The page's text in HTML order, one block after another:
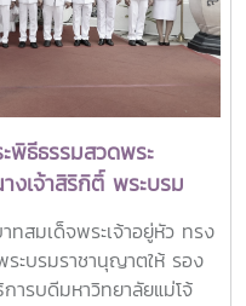
วยปลัดกระทรวง อว.
. Professor Tan Eng
of Singapore
Tsinghua
Eng Chye อธิการบดี
Yang Bin รองประธาน
านที่ประชุมอธิการบดี ทั้ง
ะเทศไทย (ทปอ.) ที่ประชุม
รภ.) ที่ประชุมอธิการบดี
อ.มทร.) สมาคมสถาบัน
พิธีธรรมสวดพระ
งเจ้าสิริกิติ์ พระบรม
วง พร้อมเข้ากราบ
ลูกเธอ เจ้าฟ้าพัชรกิติยา
าชสาริณีสิริพัชร มหา
สมเด็จพระเจ้าอยู่หัว ทรง
ะบรมราชานุญาตให้ รอง
ารบดีมหาวิทยาลัยแม่โจ้